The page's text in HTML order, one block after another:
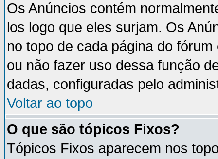
Os Anúncios contém
los logo que eles surjam. Os
no topo de cada página do
ou não fazer uso dessa função
dadas, configuradas pelo
Voltar ao topo
O que são tópicos Fixos?
Tópicos Fixos aparecem nos